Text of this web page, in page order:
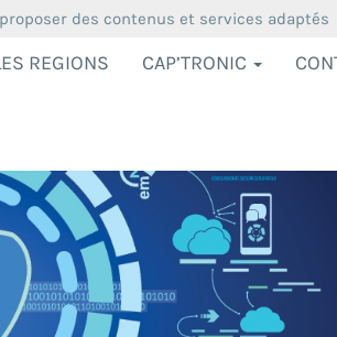
REGIONS CAP’TRONIC
des contenus et services adaptés